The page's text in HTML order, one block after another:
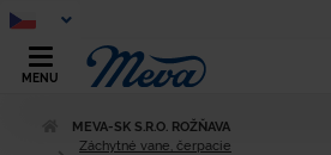
MENU
MEVA-SK S.R.O. ROŽŇAVA
Záchytné vane, čerpacie